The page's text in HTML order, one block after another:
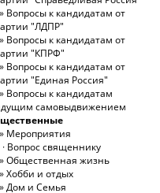
Вопросы к кандидатам от
"ЛДПР"
Вопросы к кандидатам от
"КПРФ"
Вопросы к кандидатам от
"Единая Россия"
Вопросы к кандидатам
самовыдвижением
Мероприятия
Вопрос священнику
Общественная жизнь
Хобби и отдых
Дом и Семья